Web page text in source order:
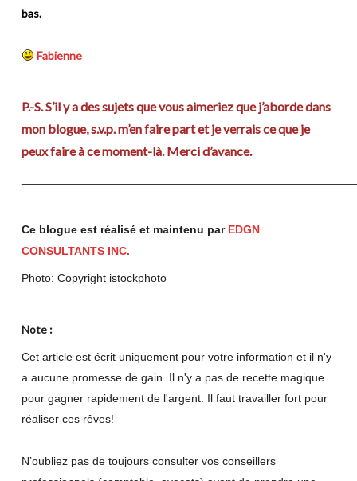
bas.
Fabienne
P.-S. S’il y a des sujets que vous aimeriez que j’aborde dans
mon blogue, s.v.p. m’en faire part et je verrais ce que je
peux faire à ce moment-là. Merci d’avance.
Ce blogue est réalisé et maintenu par EDGN
CONSULTANTS INC.
Photo: Copyright istockphoto
Note :
Cet article est écrit uniquement pour votre information et il n'y
a aucune promesse de gain. Il n'y a pas de recette magique
pour gagner rapidement de l'argent. Il faut travailler fort pour
réaliser ces rêves!
N’oubliez pas de toujours consulter vos conseillers